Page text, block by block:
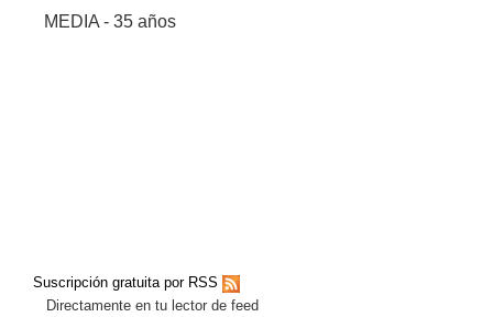
MEDIA - 35 años
Suscripción gratuita por RSS
Directamente en tu lector de feed